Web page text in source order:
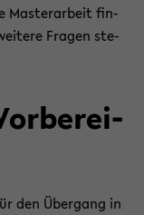
Mas­ter­ar­beit fin­
Fra­gen ste­
den Über­gang in